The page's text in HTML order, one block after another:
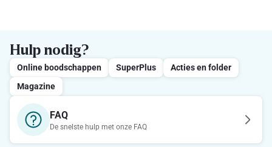
Hulp nodig?
Online boodschappen SuperPlus
Acties en folder
Magazine
FAQ
De snelste hulp met onze FAQ